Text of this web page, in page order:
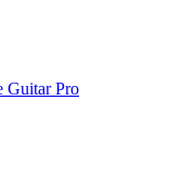
Guitar Pro